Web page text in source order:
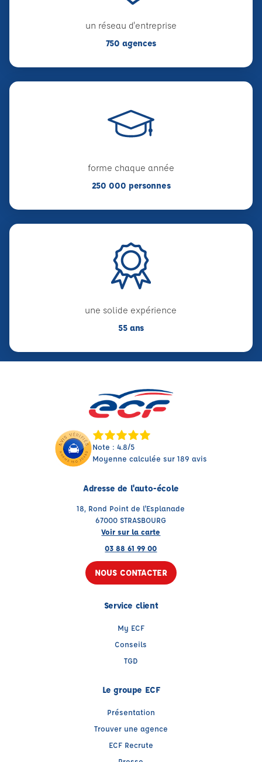
un réseau d'entreprise
750 agences
forme chaque année
250 000 personnes
une solide expérience
55 ans
Note : 4.8/5
Moyenne calculée sur 189 avis
Adresse de l'auto-école
18, Rond Point de l'Esplanade
67000 STRASBOURG
Voir sur la carte
03 88 61 99 00
NOUS CONTACTER
Service client
My ECF
Conseils
TGD
Le groupe ECF
Présentation
Trouver une agence
ECF Recrute